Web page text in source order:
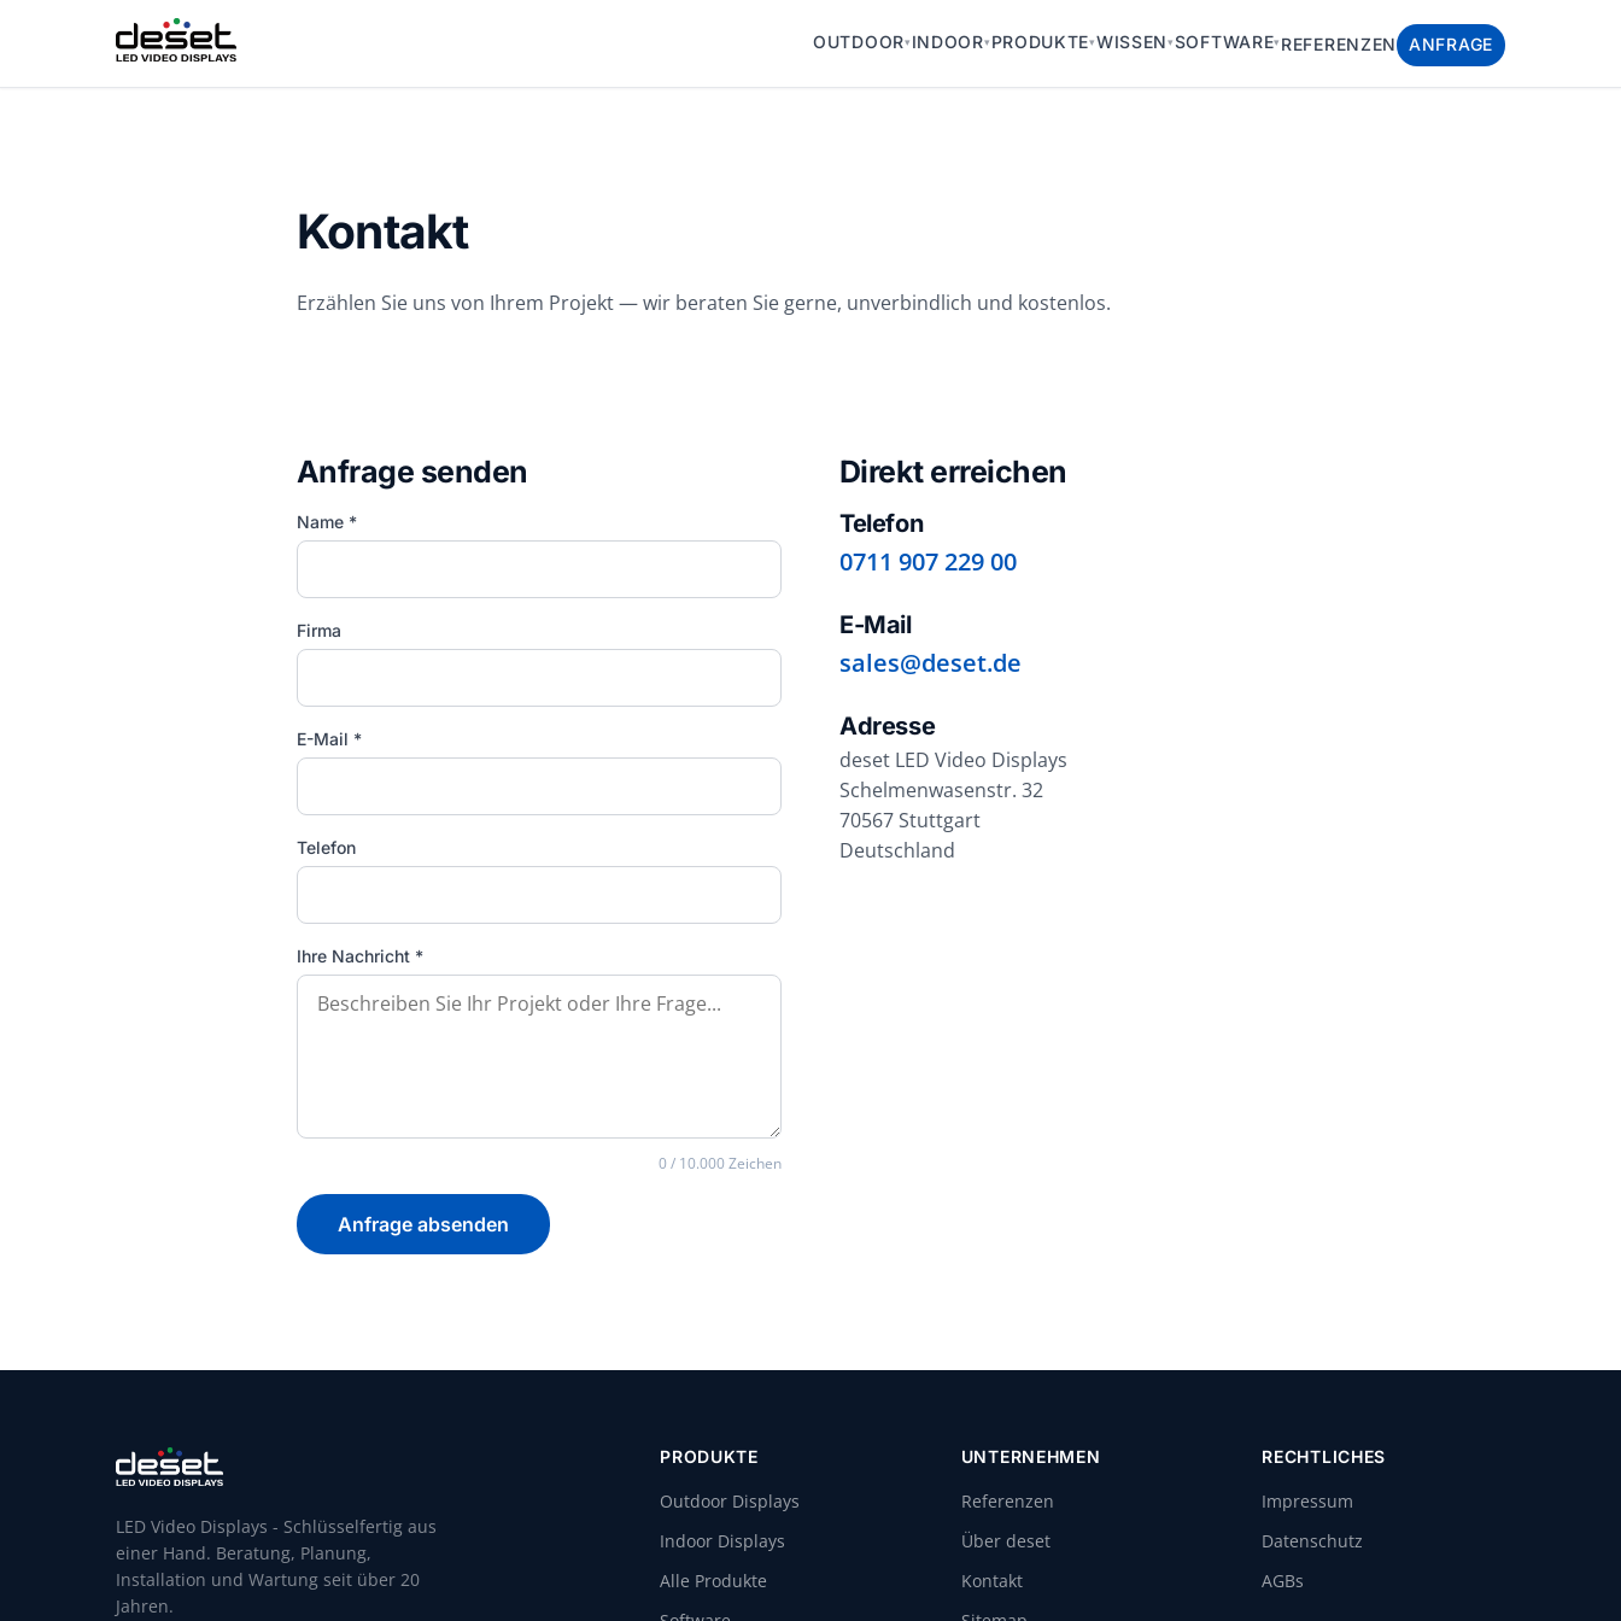
OUTDOOR▾ INDOOR▾ PRODUKTE▾WISSEN▾SOFTWARE▾ REFERENZEN ANFRAGE
Kontakt
Erzählen Sie uns von Ihrem Projekt — wir beraten Sie gerne, unverbindlich und kostenlos.
Anfrage senden
Name *
Firma
E-Mail *
Telefon
Ihre Nachricht *
0 / 10.000 Zeichen
Anfrage absenden
Direkt erreichen
Telefon
0711 907 229 00
E-Mail
sales@deset.de
Adresse
deset LED Video Displays
Schelmenwasenstr. 32
70567 Stuttgart
Deutschland
LED Video Displays - Schlüsselfertig aus
einer Hand. Beratung, Planung,
Installation und Wartung seit über 20
Jahren.
PRODUKTE
Outdoor Displays
Indoor Displays
Alle Produkte
UNTERNEHMEN
Referenzen
Über deset
Kontakt
RECHTLICHES
Impressum
Datenschutz
AGBs